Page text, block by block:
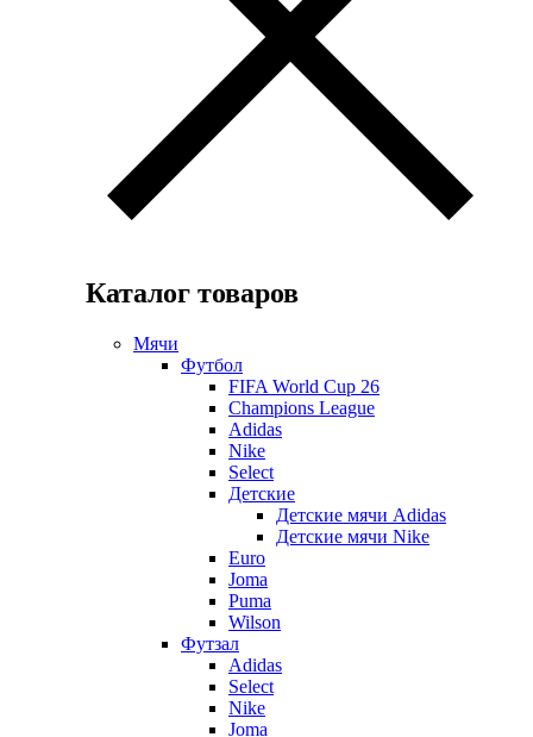
Каталог товаров
Мячи
Футбол
FIFA World Cup 26
Champions League
Adidas
Nike
Select
Детские
Детские мячи Adidas
Детские мячи Nike
Euro
Joma
Puma
Wilson
Футзал
Adidas
Select
Nike
Joma